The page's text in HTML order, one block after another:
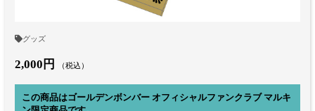
グッズ
2,000円 （税込）
この商品はゴールデンボンバー オフィシャルファンクラブ マルキ